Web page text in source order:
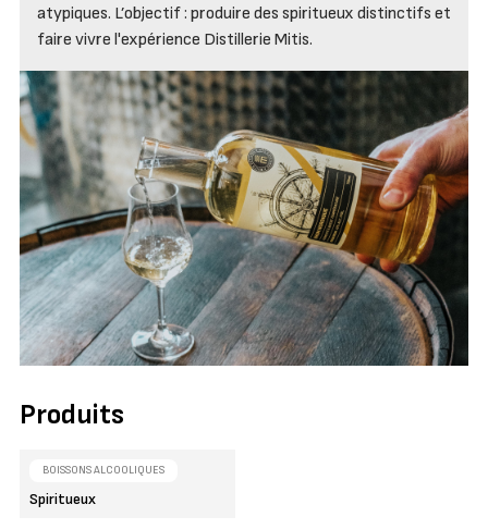
atypiques. L’objectif : produire des spiritueux distinctifs et
faire vivre l'expérience Distillerie Mitis.
Produits
BOISSONS ALCOOLIQUES
Spiritueux